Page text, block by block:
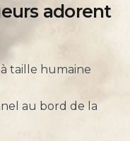
adorent
taille humaine
au bord de la